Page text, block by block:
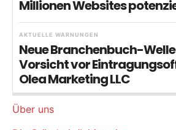
Millionen Websites
AKTUELLE WARNUNGEN
Neue Branchenbuch-
Vorsicht vor
Olea Marketing LLC
Über uns